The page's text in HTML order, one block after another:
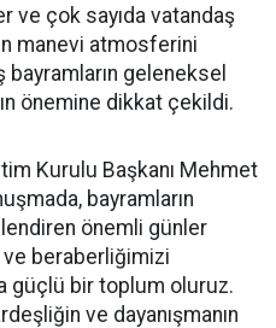
ve çok sayıda vatandaş
manevi atmosferini
geleneksel
önemine dikkat çekildi.
Kurulu Başkanı Mehmet
bayramların
önemli günler
beraberliğimizi
güçlü bir toplum oluruz.
ve dayanışmanın